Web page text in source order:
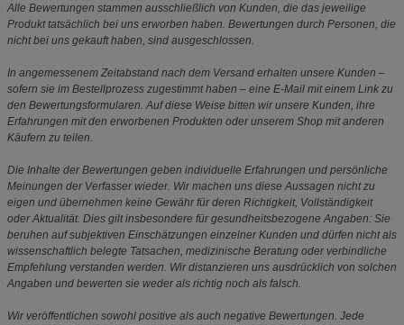
Alle Bewertungen stammen ausschließlich von Kunden, die das jeweilige
Produkt tatsächlich bei uns erworben haben. Bewertungen durch Personen, die
nicht bei uns gekauft haben, sind ausgeschlossen.
In angemessenem Zeitabstand nach dem Versand erhalten unsere Kunden –
sofern sie im Bestellprozess zugestimmt haben – eine E-Mail mit einem Link zu
den Bewertungsformularen. Auf diese Weise bitten wir unsere Kunden, ihre
Erfahrungen mit den erworbenen Produkten oder unserem Shop mit anderen
Käufern zu teilen.
Die Inhalte der Bewertungen geben individuelle Erfahrungen und persönliche
Meinungen der Verfasser wieder. Wir machen uns diese Aussagen nicht zu
eigen und übernehmen keine Gewähr für deren Richtigkeit, Vollständigkeit
oder Aktualität. Dies gilt insbesondere für gesundheitsbezogene Angaben: Sie
beruhen auf subjektiven Einschätzungen einzelner Kunden und dürfen nicht als
wissenschaftlich belegte Tatsachen, medizinische Beratung oder verbindliche
Empfehlung verstanden werden. Wir distanzieren uns ausdrücklich von solchen
Angaben und bewerten sie weder als richtig noch als falsch.
Wir veröffentlichen sowohl positive als auch negative Bewertungen. Jede